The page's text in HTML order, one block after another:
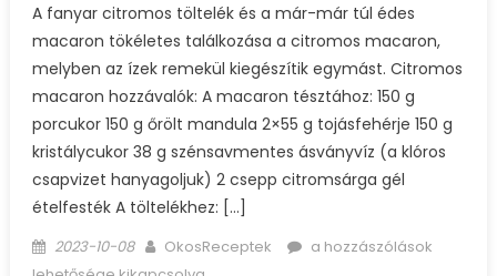
A fanyar citromos töltelék és a már-már túl édes
macaron tökéletes találkozása a citromos macaron,
melyben az ízek remekül kiegészítik egymást. Citromos
macaron hozzávalók: A macaron tésztához: 150 g
porcukor 150 g őrölt mandula 2×55 g tojásfehérje 150 g
kristálycukor 38 g szénsavmentes ásványvíz (a klóros
csapvizet hanyagoljuk) 2 csepp citromsárga gél
ételfesték A töltelékhez: […]
Posted
on
2023-10-08 Author
OkosReceptek
Citromos
a hozzászólások